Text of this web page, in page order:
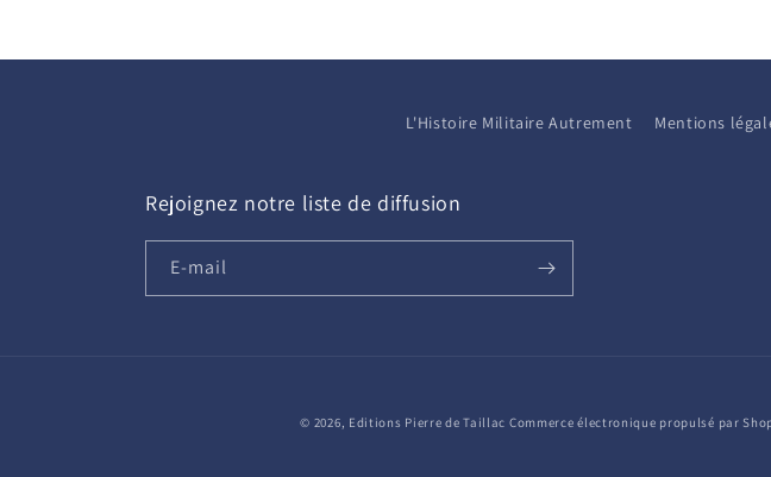
L'Histoire Militaire Autrement Mentions
Rejoignez notre liste de diffusion
E-mail
© 2026, Editions Pierre de Taillac Commerce électronique propulsé par